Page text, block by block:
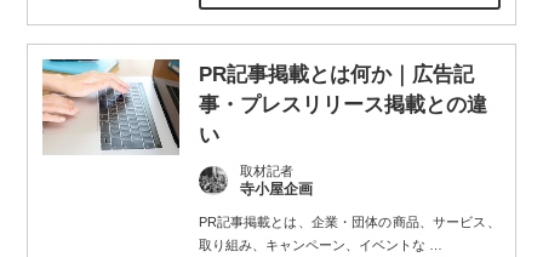
PR記事掲載とは何か｜広告記
事・プレスリリース掲載との違
い
取材記者
寺小屋企画
PR記事掲載とは、企業・団体の商品、サービス、
取り組み、キャンペーン、イベントな